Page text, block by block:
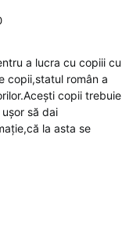
a lucra cu copiii cu
copii,statul român a
copii trebuie
să dai
la asta se